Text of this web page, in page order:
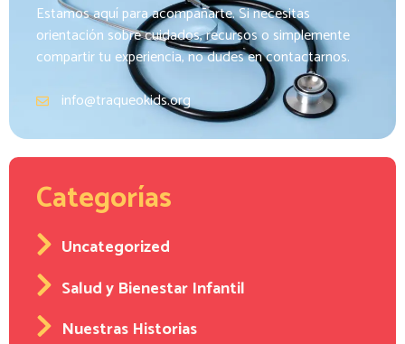
Estamos aquí para acompañarte. Si necesitas
orientación sobre cuidados, recursos o simplemente
compartir tu experiencia, no dudes en contactarnos.
info@traqueokids.org
Categorías
Uncategorized
Salud y Bienestar Infantil
Nuestras Historias